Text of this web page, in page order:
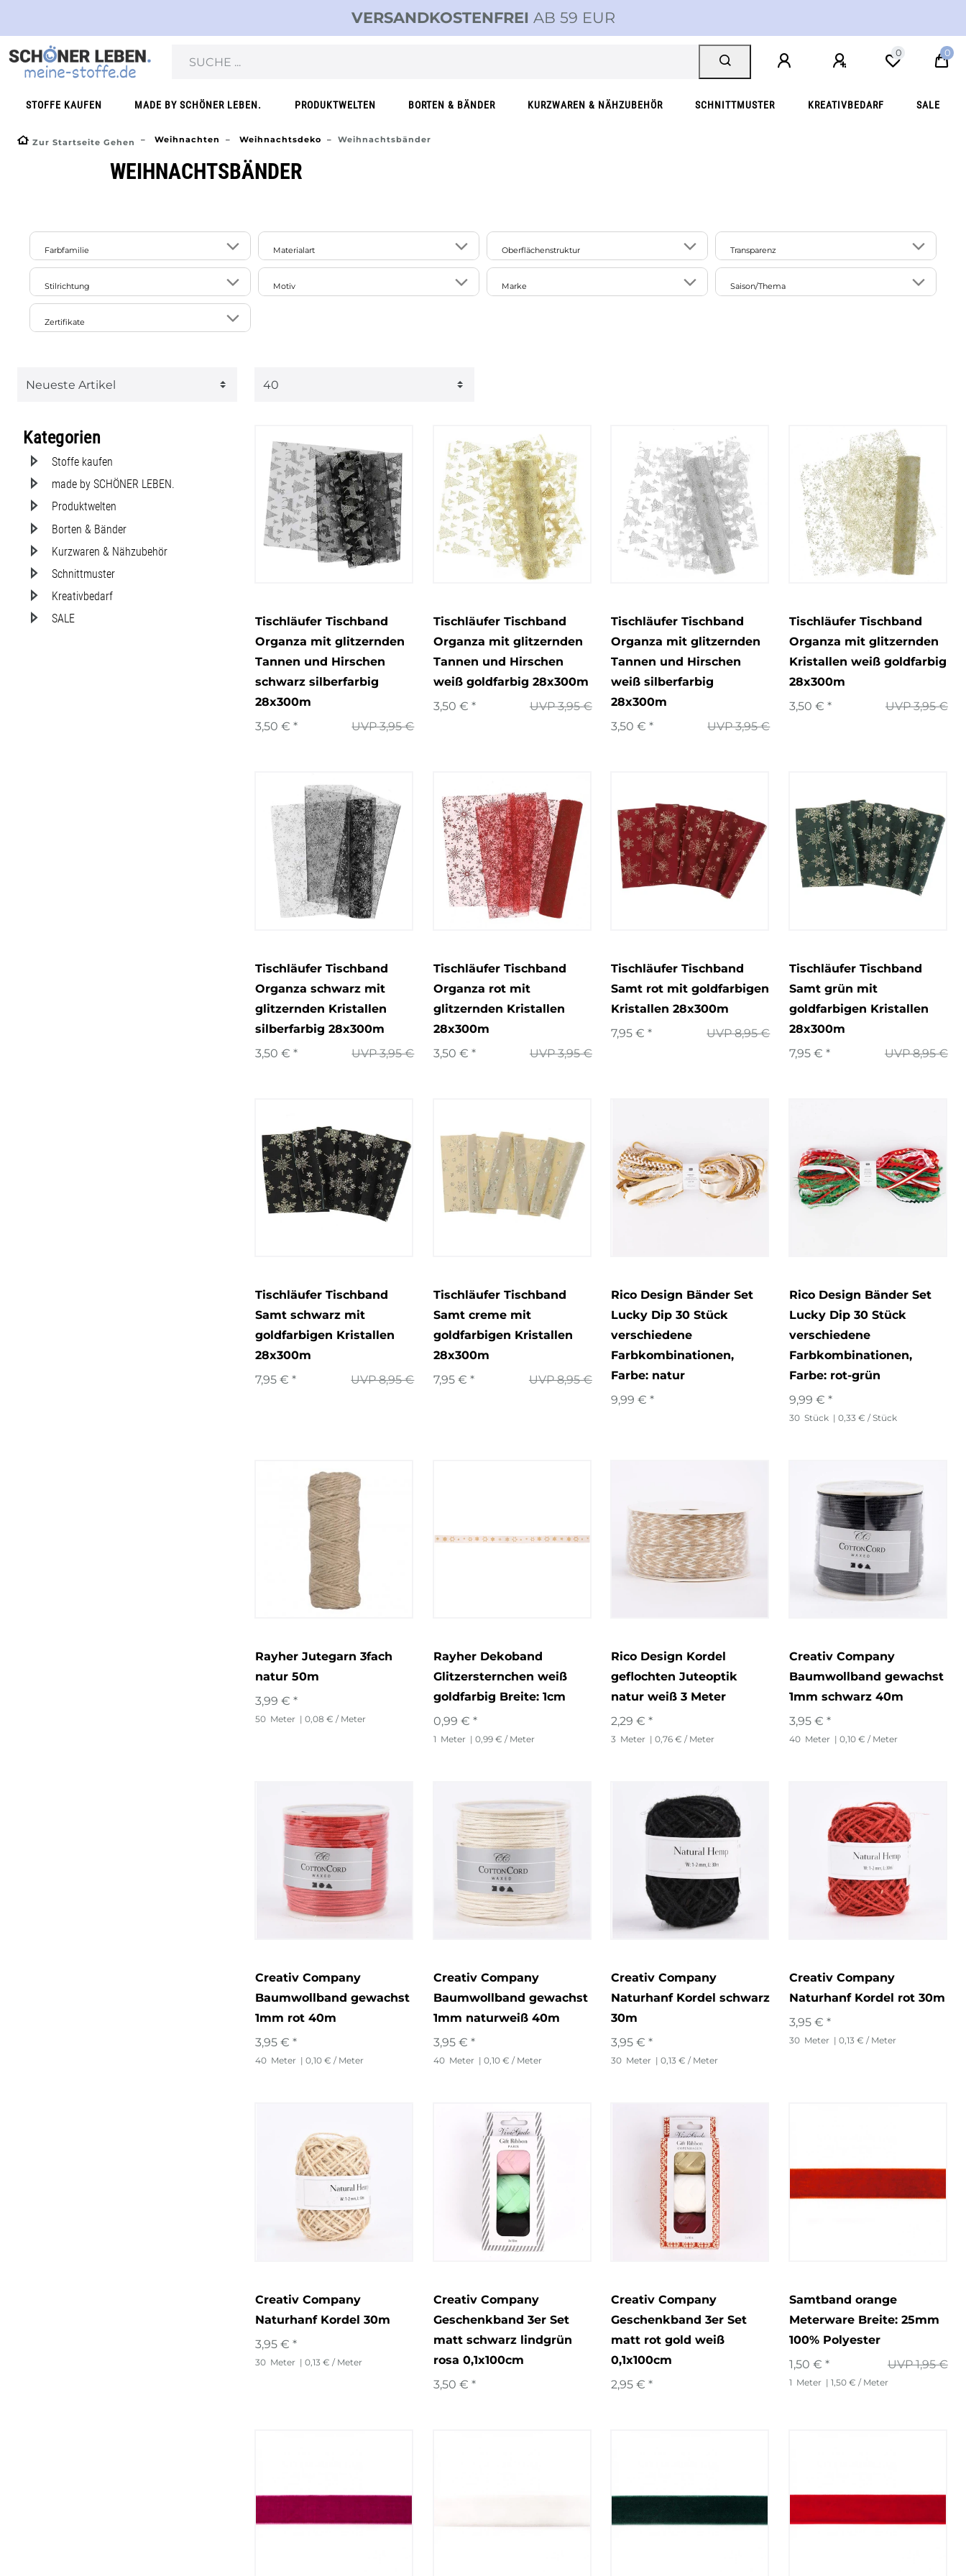
VERSANDKOSTENFREI AB 59 EUR
0 0
STOFFE KAUFEN MADE BY SCHÖNER LEBEN. PRODUKTWELTEN BORTEN & BÄNDER KURZWAREN & NÄHZUBEHÖR SCHNITTMUSTER KREATIVBEDARF SALE
Zur Startseite Gehen Weihnachten Weihnachtsdeko Weihnachtsbänder
WEIHNACHTSBÄNDER
Farbfamilie
3
Materialart
12
Oberflächenstruktur Transparenz
Stilrichtung
Motiv Marke Saison/Thema
Zertifikate
Kategorien
Stoffe kaufen
made by SCHÖNER LEBEN.
Produktwelten
Borten & Bänder
Kurzwaren & Nähzubehör
Schnittmuster
Kreativbedarf
SALE
Tischläufer Tischband
Organza mit glitzernden
Tannen und Hirschen
schwarz silberfarbig
28x300m
UVP 3,95 €
3,50 € *
Tischläufer Tischband
Organza mit glitzernden
Tannen und Hirschen
weiß goldfarbig 28x300m
UVP 3,95 €
3,50 € *
Tischläufer Tischband
Organza mit glitzernden
Tannen und Hirschen
weiß silberfarbig
28x300m
UVP 3,95 €
3,50 € *
Tischläufer Tischband
Organza mit glitzernden
Kristallen weiß goldfarbig
28x300m
UVP 3,95 €
3,50 € *
Tischläufer Tischband
Organza schwarz mit
glitzernden Kristallen
silberfarbig 28x300m
UVP 3,95 €
3,50 € *
Tischläufer Tischband
Organza rot mit
glitzernden Kristallen
28x300m
UVP 3,95 €
3,50 € *
Tischläufer Tischband
Samt rot mit goldfarbigen
Kristallen 28x300m
UVP 8,95 €
7,95 € *
Tischläufer Tischband
Samt grün mit
goldfarbigen Kristallen
28x300m
UVP 8,95 €
7,95 € *
Tischläufer Tischband
Samt schwarz mit
goldfarbigen Kristallen
28x300m
UVP 8,95 €
7,95 € *
Tischläufer Tischband
Samt creme mit
goldfarbigen Kristallen
28x300m
UVP 8,95 €
7,95 € *
Rico Design Bänder Set
Lucky Dip 30 Stück
verschiedene
Farbkombinationen,
Farbe: natur
9,99 € *
Rico Design Bänder Set
Lucky Dip 30 Stück
verschiedene
Farbkombinationen,
Farbe: rot-grün
9,99 € *
30 Stück | 0,33 € / Stück
Rayher Jutegarn 3fach
natur 50m
3,99 € *
50 Meter | 0,08 € / Meter
Rayher Dekoband
Glitzersternchen weiß
goldfarbig Breite: 1cm
0,99 € *
1 Meter | 0,99 € / Meter
Rico Design Kordel
geflochten Juteoptik
natur weiß 3 Meter
2,29 € *
3 Meter | 0,76 € / Meter
Creativ Company
Baumwollband gewachst
1mm schwarz 40m
3,95 € *
40 Meter | 0,10 € / Meter
Creativ Company
Baumwollband gewachst
1mm rot 40m
3,95 € *
40 Meter | 0,10 € / Meter
Creativ Company
Baumwollband gewachst
1mm naturweiß 40m
3,95 € *
40 Meter | 0,10 € / Meter
Creativ Company
Naturhanf Kordel schwarz
30m
3,95 € *
30 Meter | 0,13 € / Meter
Creativ Company
Naturhanf Kordel rot 30m
3,95 € *
30 Meter | 0,13 € / Meter
Creativ Company
Naturhanf Kordel 30m
3,95 € *
30 Meter | 0,13 € / Meter
Creativ Company
Geschenkband 3er Set
matt schwarz lindgrün
rosa 0,1x100cm
3,50 € *
Creativ Company
Geschenkband 3er Set
matt rot gold weiß
0,1x100cm
2,95 € *
Samtband orange
Meterware Breite: 25mm
100% Polyester
UVP 1,95 €
1,50 € *
1 Meter | 1,50 € / Meter